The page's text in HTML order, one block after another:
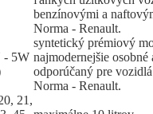
benzínovými a
Norma - Renault.
- 5W
syntetický prémiový
najmodernejšie
odporúčaný pre
Norma - Renault.
21,